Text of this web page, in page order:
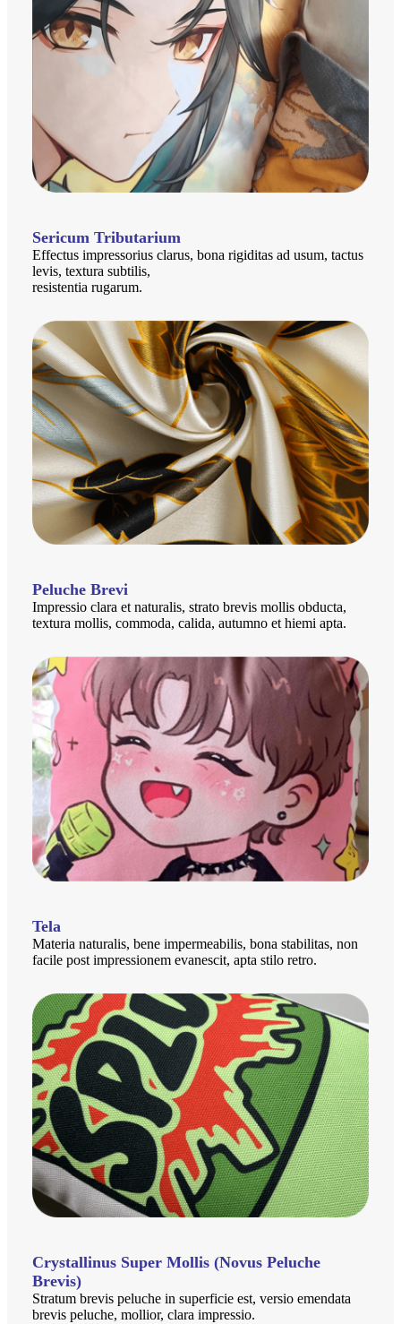
Sericum Tributarium
Effectus impressorius clarus, bona rigiditas ad usum, tactus
levis, textura subtilis,
resistentia rugarum.
Peluche Brevi
Impressio clara et naturalis, strato brevis mollis obducta,
textura mollis, commoda, calida, autumno et hiemi apta.
Tela
Materia naturalis, bene impermeabilis, bona stabilitas, non
facile post impressionem evanescit, apta stilo retro.
Crystallinus Super Mollis (Novus Peluche
Brevis)
Stratum brevis peluche in superficie est, versio emendata
brevis peluche, mollior, clara impressio.